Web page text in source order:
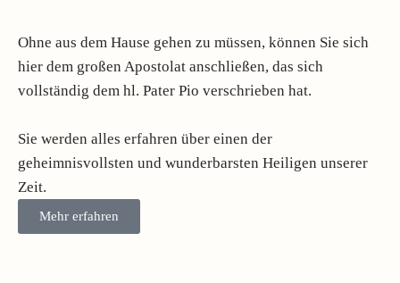
Ohne aus dem Hause gehen zu müssen, können Sie sich
hier dem großen Apostolat anschließen, das sich
vollständig dem hl. Pater Pio verschrieben hat.
Sie werden alles erfahren über einen der
geheimnisvollsten und wunderbarsten Heiligen unserer
Zeit.
Mehr erfahren